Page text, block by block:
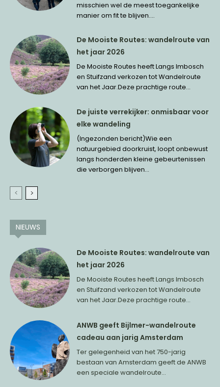
misschien wel de meest toegankelijke
manier om fit te blijven....
De Mooiste Routes: wandelroute van
het jaar 2026
De Mooiste Routes heeft Langs Imbosch
en Stuifzand verkozen tot Wandelroute
van het Jaar.Deze prachtige route...
De juiste verrekijker: onmisbaar voor
elke wandeling
(Ingezonden bericht)Wie een
natuurgebied doorkruist, loopt onbewust
langs honderden kleine gebeurtenissen
die verborgen blijven...
NIEUWS
De Mooiste Routes: wandelroute van
het jaar 2026
De Mooiste Routes heeft Langs Imbosch
en Stuifzand verkozen tot Wandelroute
van het Jaar.Deze prachtige route...
ANWB geeft Bijlmer-wandelroute
cadeau aan jarig Amsterdam
Ter gelegenheid van het 750-jarig
bestaan van Amsterdam geeft de ANWB
een speciale wandelroute...